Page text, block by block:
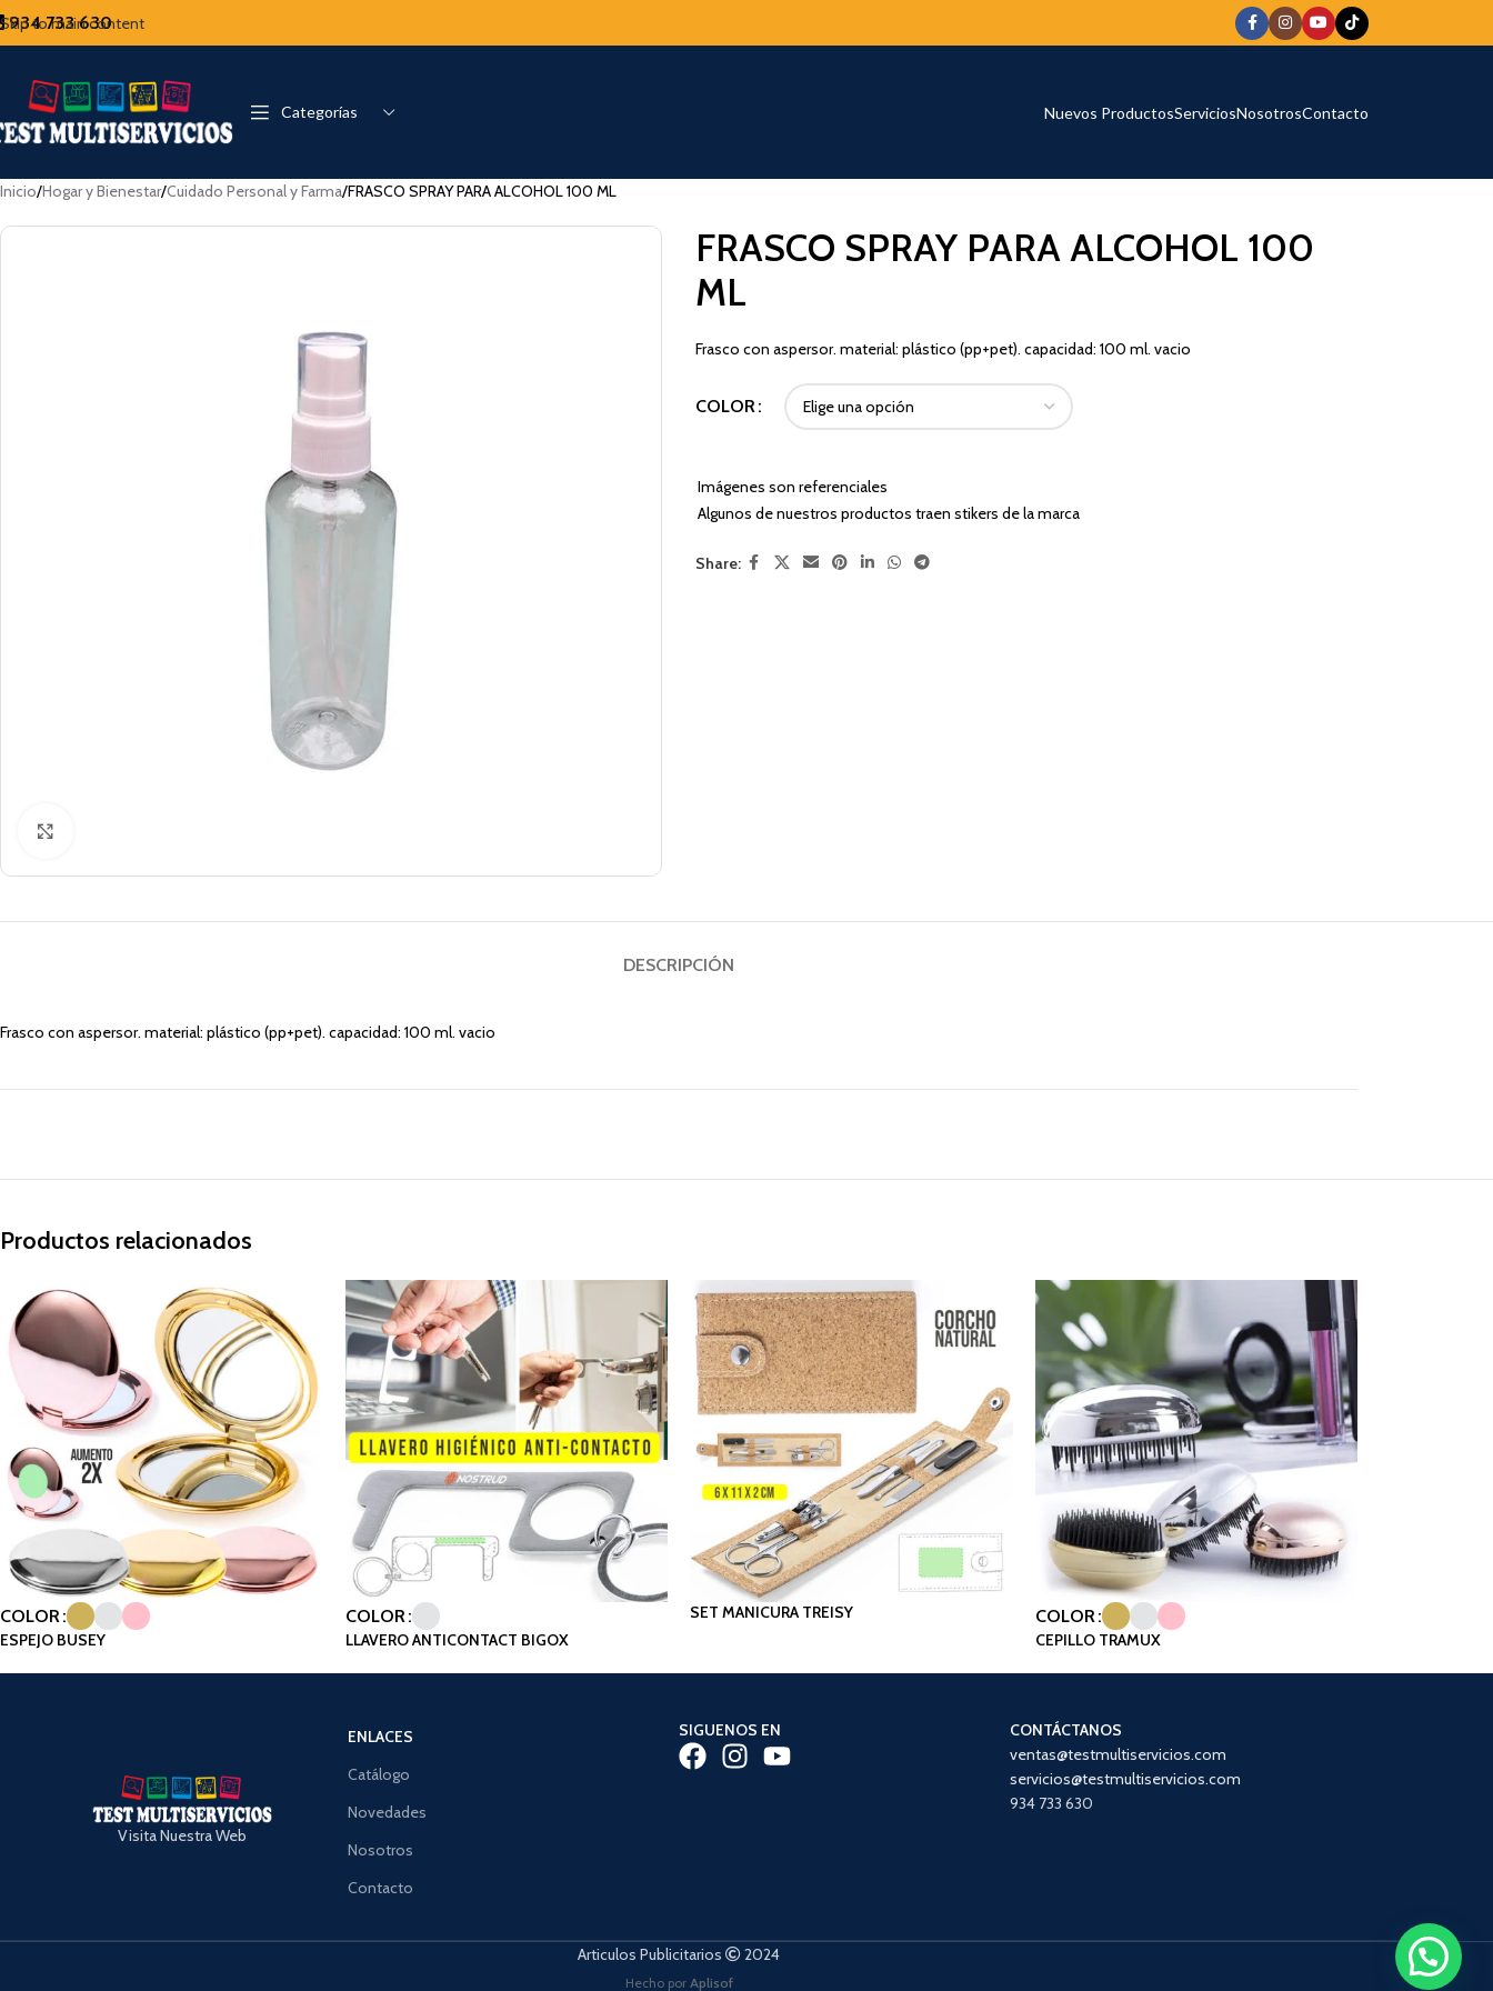
Skip to main content
934 733 630
Categorías Nuevos ProductosServiciosNosotrosContacto
Inicio Hogar y Bienestar Cuidado Personal y Farma FRASCO SPRAY PARA ALCOHOL 100 ML
FRASCO SPRAY PARA ALCOHOL 100
ML
Frasco con aspersor. material: plástico (pp+pet). capacidad: 100 ml. vacio
COLOR
Imágenes son referenciales
Algunos de nuestros productos traen stikers de la marca
Share:
DESCRIPCIÓN
Frasco con aspersor. material: plástico (pp+pet). capacidad: 100 ml. vacio
Productos relacionados
COLOR
ESPEJO BUSEY
COLOR
LLAVERO ANTICONTACT BIGOX
SET MANICURA TREISY COLOR
CEPILLO TRAMUX
Visita Nuestra Web
ENLACES
Catálogo
Novedades
Nosotros
Contacto
SIGUENOS EN
CONTÁCTANOS
ventas@testmultiservicios.com
servicios@testmultiservicios.com
934 733 630
Articulos Publicitarios 2024
Hecho por Aplisof